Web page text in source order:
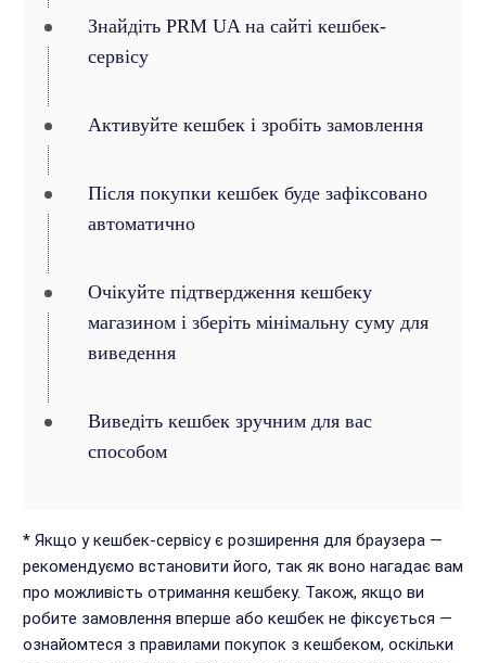
Знайдіть PRM UA на сайті кешбек-
сервісу
Активуйте кешбек і зробіть замовлення
Після покупки кешбек буде зафіксовано
автоматично
Очікуйте підтвердження кешбеку
магазином і зберіть мінімальну суму для
виведення
Виведіть кешбек зручним для вас
способом
* Якщо у кешбек-сервісу є розширення для браузера —
рекомендуємо встановити його, так як воно нагадає вам
про можливість отримання кешбеку. Також, якщо ви
робите замовлення вперше або кешбек не фіксується —
ознайомтеся з правилами покупок з кешбеком, оскільки